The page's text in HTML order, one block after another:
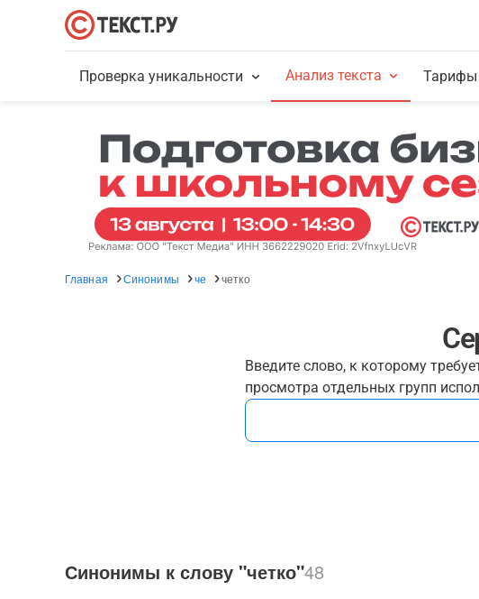
Проверка уникальности Анализ текста Тарифы
Главная Синонимы че четко
Введите слово, к которому
просмотра отдельных групп
Синонимы к слову "четко"48